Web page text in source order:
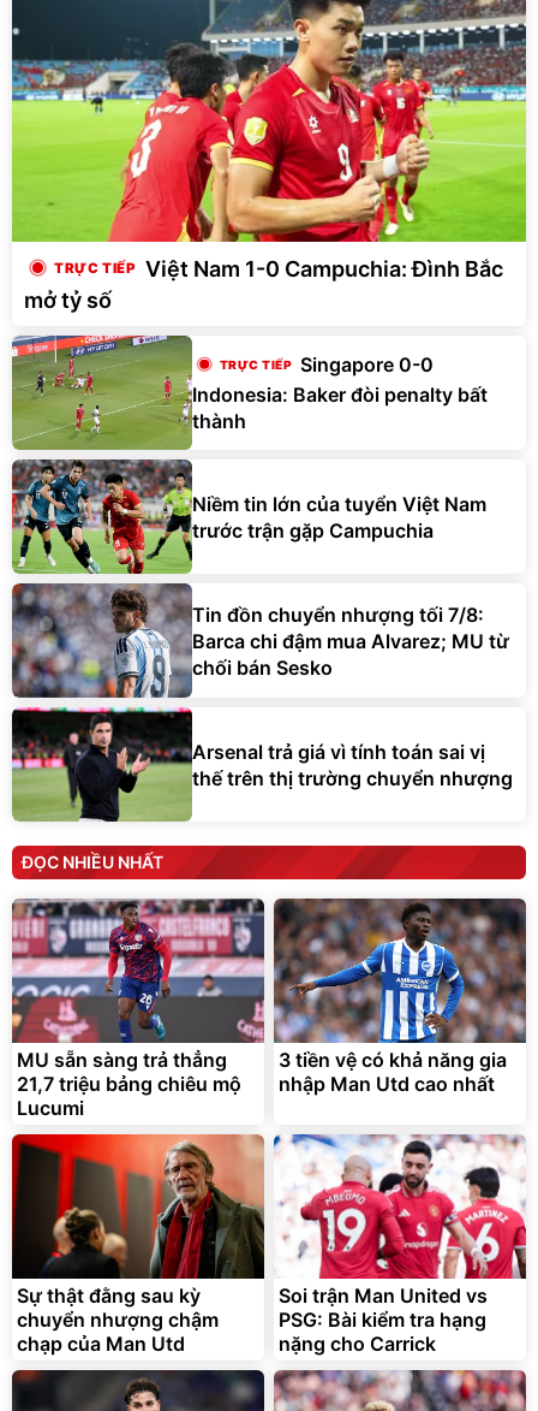
Việt Nam 1-0 Campuchia: Đình Bắc
mở tỷ số
Singapore 0-0
Indonesia: Baker đòi penalty bất
thành
Niềm tin lớn của tuyển Việt Nam
trước trận gặp Campuchia
Tin đồn chuyển nhượng tối 7/8:
Barca chi đậm mua Alvarez; MU từ
chối bán Sesko
Arsenal trả giá vì tính toán sai vị
thế trên thị trường chuyển nhượng
ĐỌC NHIỀU NHẤT
MU sẵn sàng trả thẳng
21,7 triệu bảng chiêu mộ
Lucumi
3 tiền vệ có khả năng gia
nhập Man Utd cao nhất
Sự thật đằng sau kỳ
chuyển nhượng chậm
chạp của Man Utd
Soi trận Man United vs
PSG: Bài kiểm tra hạng
nặng cho Carrick